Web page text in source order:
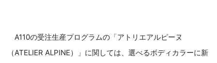
A110の受注生産プログラムの「アトリエアルピーヌ
（ATELIER ALPINE）」に関しては、選べるボディカラーに新